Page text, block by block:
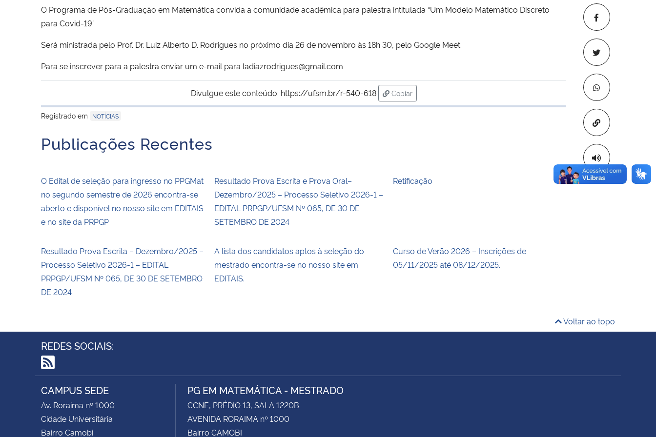
Copiar para
O Programa de Pós-Graduação em Matemática convida a comunidade acadêmica para palestra intitulada “Um Modelo Matemático Discreto
para Covid-19”
Será ministrada pelo Prof. Dr. Luiz Alberto D. Rodrigues no próximo dia 26 de novembro às 18h 30, pelo Google Meet.
Para se inscrever para a palestra enviar um e-mail para ladiazrodrigues@gmail.com
Divulgue este conteúdo: https://ufsm.br/r-540-618
Copiar
para área de transferência
Registrado em
NOTÍCIAS
Publicações Recentes
O Edital de seleção para ingresso no PPGMat
no segundo semestre de 2026 encontra-se
aberto e disponível no nosso site em EDITAIS
e no site da PRPGP
Resultado Prova Escrita e Prova Oral–
Dezembro/2025 – Processo Seletivo 2026-1 –
EDITAL PRPGP/UFSM Nº 065, DE 30 DE
SETEMBRO DE 2024
Retificação
Resultado Prova Escrita – Dezembro/2025 –
Processo Seletivo 2026-1 – EDITAL
PRPGP/UFSM Nº 065, DE 30 DE SETEMBRO
DE 2024
A lista dos candidatos aptos à seleção do
mestrado encontra-se no nosso site em
EDITAIS.
Curso de Verão 2026 – Inscrições de
05/11/2025 até 08/12/2025.
Voltar ao topo
REDES SOCIAIS:
RSS
CAMPUS SEDE
Av. Roraima nº 1000
Cidade Universitária
Bairro Camobi
PG EM MATEMÁTICA - MESTRADO
CCNE, PRÉDIO 13, SALA 1220B
AVENIDA RORAIMA nº 1000
Bairro CAMOBI